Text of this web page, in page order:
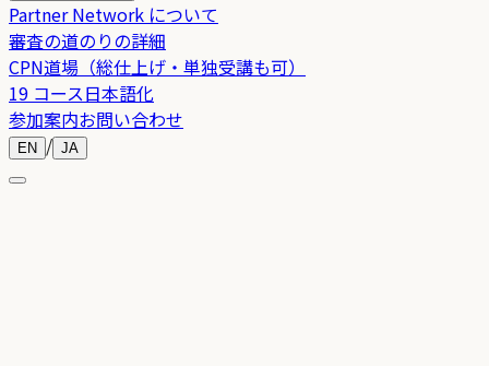
Partner Network について
審査の道のりの詳細
CPN道場（総仕上げ・単独受講も可）
19 コース日本語化
参加案内お問い合わせ
EN / JA